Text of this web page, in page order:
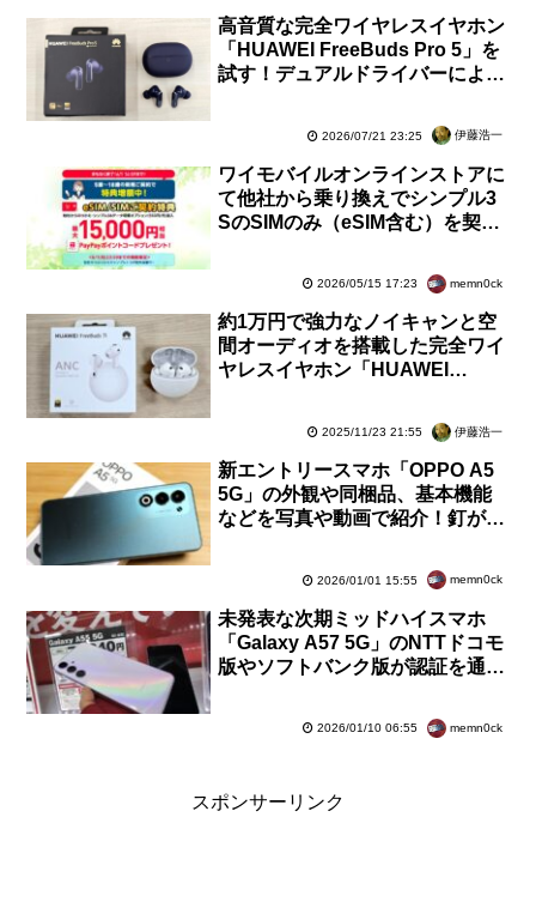
高音質な完全ワイヤレスイヤホン
「HUAWEI FreeBuds Pro 5」を
試す！デュアルドライバーによる
2026/07/21 23:25 伊藤浩一
ワイモバイルオンラインストアに
て他社から乗り換えでシンプル3
SのSIMのみ（eSIM含む）を契約
2026/05/15 17:23 memn0ck
約1万円で強力なノイキャンと空
間オーディオを搭載した完全ワイ
ヤレスイヤホン「HUAWEI
2025/11/23 21:55 伊藤浩一
新エントリースマホ「OPPO A5
5G」の外観や同梱品、基本機能
などを写真や動画で紹介！釘が打
2026/01/01 15:55 memn0ck
未発表な次期ミッドハイスマホ
「Galaxy A57 5G」のNTTドコモ
版やソフトバンク版が認証を通
2026/01/10 06:55 memn0ck
スポンサーリンク